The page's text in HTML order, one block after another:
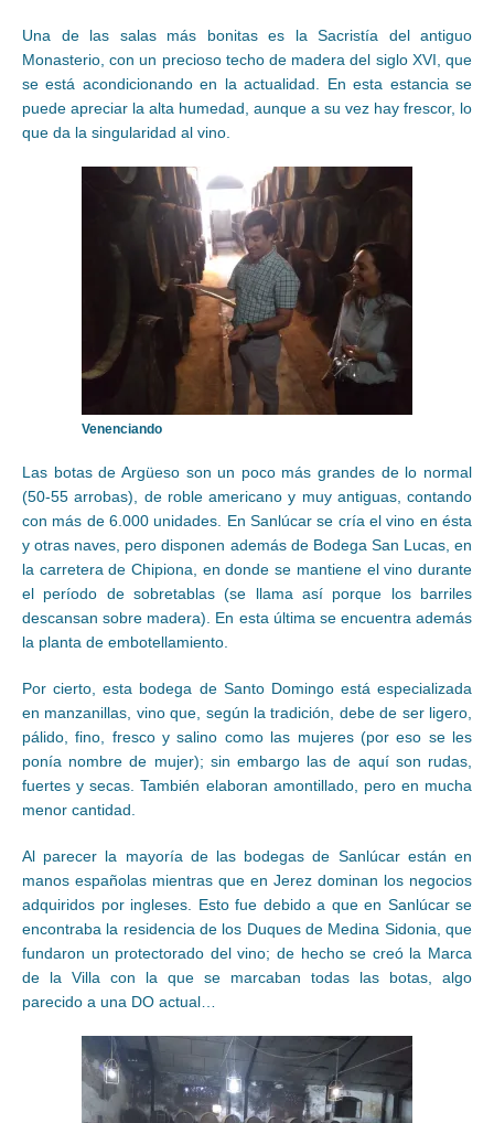
Una de las salas más bonitas es la Sacristía del antiguo
Monasterio, con un precioso techo de madera del siglo XVI, que
se está acondicionando en la actualidad. En esta estancia se
puede apreciar la alta humedad, aunque a su vez hay frescor, lo
que da la singularidad al vino.
Venenciando
Las botas de Argüeso son un poco más grandes de lo normal
(50-55 arrobas), de roble americano y muy antiguas, contando
con más de 6.000 unidades. En Sanlúcar se cría el vino en ésta
y otras naves, pero disponen además de Bodega San Lucas, en
la carretera de Chipiona, en donde se mantiene el vino durante
el período de sobretablas (se llama así porque los barriles
descansan sobre madera). En esta última se encuentra además
la planta de embotellamiento.
Por cierto, esta bodega de Santo Domingo está especializada
en manzanillas, vino que, según la tradición, debe de ser ligero,
pálido, fino, fresco y salino como las mujeres (por eso se les
ponía nombre de mujer); sin embargo las de aquí son rudas,
fuertes y secas. También elaboran amontillado, pero en mucha
menor cantidad.
Al parecer la mayoría de las bodegas de Sanlúcar están en
manos españolas mientras que en Jerez dominan los negocios
adquiridos por ingleses. Esto fue debido a que en Sanlúcar se
encontraba la residencia de los Duques de Medina Sidonia, que
fundaron un protectorado del vino; de hecho se creó la Marca
de la Villa con la que se marcaban todas las botas, algo
parecido a una DO actual…